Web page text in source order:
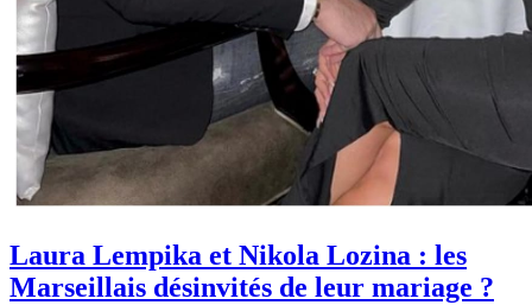
Laura Lempika et Nikola Lozina : les
Marseillais désinvités de leur mariage ?